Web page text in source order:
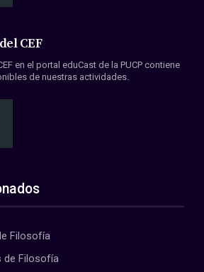
CEF
en el portal eduCast de la PUCP contiene
de nuestras actividades.
Filosofía
de Filosofía